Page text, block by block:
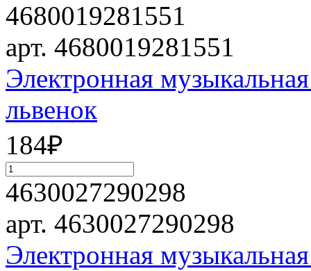
4680019281551
арт. 4680019281551
Электронная
львенок
184₽
4630027290298
арт. 4630027290298
Электронная